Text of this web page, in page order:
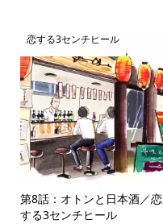
恋する3センチヒール
第8話：オトンと日本酒／恋
する3センチヒール